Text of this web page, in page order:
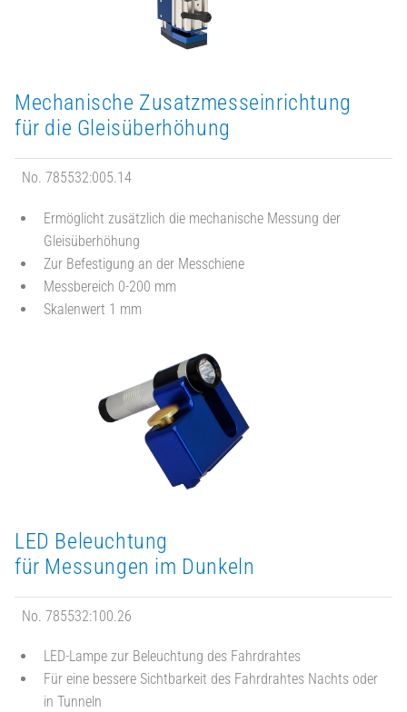
Mechanische Zusatzmesseinrichtung
für die Gleisüberhöhung
No. 785532:005.14
Ermöglicht zusätzlich die mechanische Messung der
Gleisüberhöhung
Zur Befestigung an der Messchiene
Messbereich 0-200 mm
Skalenwert 1 mm
LED Beleuchtung
für Messungen im Dunkeln
No. 785532:100.26
LED-Lampe zur Beleuchtung des Fahrdrahtes
Für eine bessere Sichtbarkeit des Fahrdrahtes Nachts oder
in Tunneln